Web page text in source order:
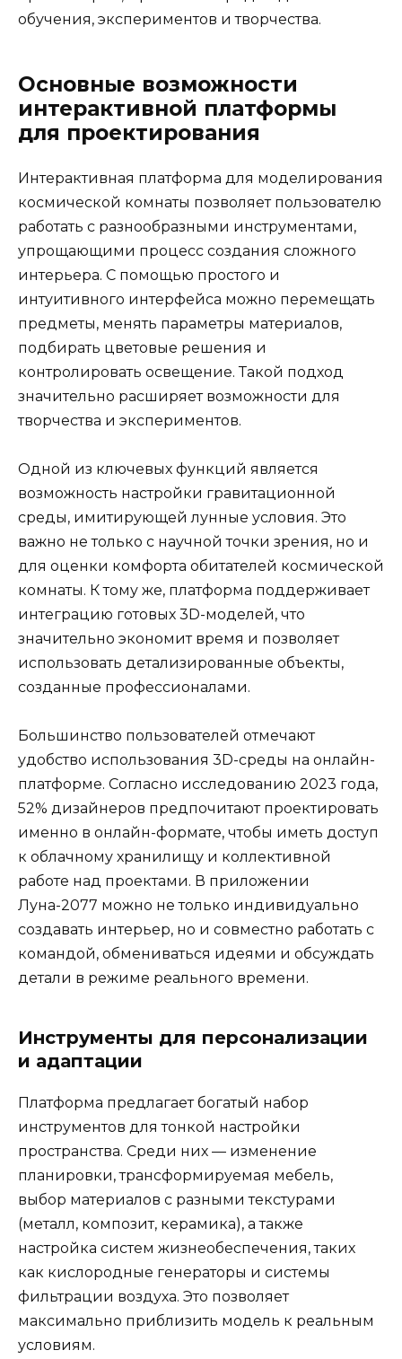
обучения, экспериментов и творчества.
Основные возможности
интерактивной платформы
для проектирования
Интерактивная платформа для моделирования
космической комнаты позволяет пользователю
работать с разнообразными инструментами,
упрощающими процесс создания сложного
интерьера. С помощью простого и
интуитивного интерфейса можно перемещать
предметы, менять параметры материалов,
подбирать цветовые решения и
контролировать освещение. Такой подход
значительно расширяет возможности для
творчества и экспериментов.
Одной из ключевых функций является
возможность настройки гравитационной
среды, имитирующей лунные условия. Это
важно не только с научной точки зрения, но и
для оценки комфорта обитателей космической
комнаты. К тому же, платформа поддерживает
интеграцию готовых 3D-моделей, что
значительно экономит время и позволяет
использовать детализированные объекты,
созданные профессионалами.
Большинство пользователей отмечают
удобство использования 3D-среды на онлайн-
платформе. Согласно исследованию 2023 года,
52% дизайнеров предпочитают проектировать
именно в онлайн-формате, чтобы иметь доступ
к облачному хранилищу и коллективной
работе над проектами. В приложении
Луна-2077 можно не только индивидуально
создавать интерьер, но и совместно работать с
командой, обмениваться идеями и обсуждать
детали в режиме реального времени.
Инструменты для персонализации
и адаптации
Платформа предлагает богатый набор
инструментов для тонкой настройки
пространства. Среди них — изменение
планировки, трансформируемая мебель,
выбор материалов с разными текстурами
(металл, композит, керамика), а также
настройка систем жизнеобеспечения, таких
как кислородные генераторы и системы
фильтрации воздуха. Это позволяет
максимально приблизить модель к реальным
условиям.